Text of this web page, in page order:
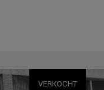
VERKOCHT